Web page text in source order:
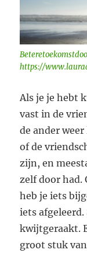
https://
Als je je hebt
vast in de
de ander
of de
zijn, en
zelf door had.
heb je iets
iets
kwijtgeraakt.
groot stuk